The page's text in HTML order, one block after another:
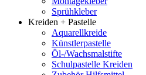
Sprühkleber
Kreiden + Pastelle
Aquarellkreide
Künstlerpastelle
Öl-/Wachsmalstifte
Schulpastelle Kreiden